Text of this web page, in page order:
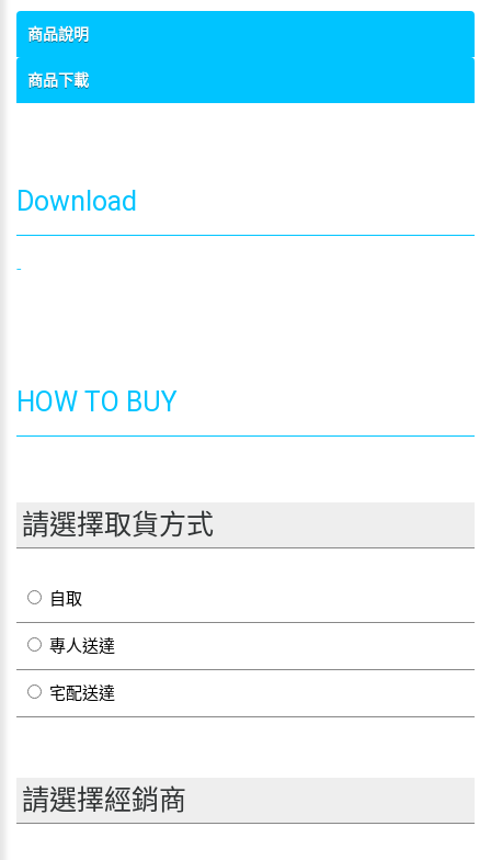
商品說明
商品下載
Download
-
HOW TO BUY
請選擇取貨方式
自取
專人送達
宅配送達
請選擇經銷商